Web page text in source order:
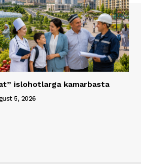
islohotlarga kamarbasta
5, 2026